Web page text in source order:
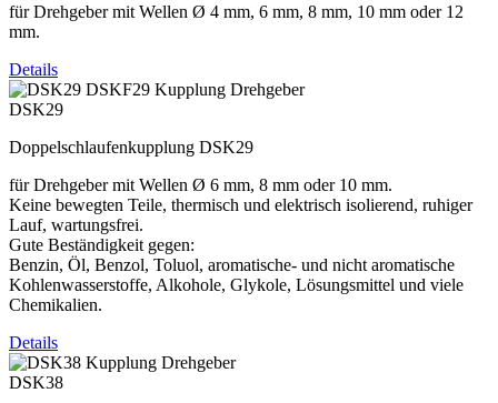
für Drehgeber mit Wellen Ø 4 mm, 6 mm, 8 mm, 10 mm oder 12
mm.
Details
DSK29
Doppelschlaufenkupplung DSK29
für Drehgeber mit Wellen Ø 6 mm, 8 mm oder 10 mm.
Keine bewegten Teile, thermisch und elektrisch isolierend, ruhiger
Lauf, wartungsfrei.
Gute Beständigkeit gegen:
Benzin, Öl, Benzol, Toluol, aromatische- und nicht aromatische
Kohlenwasserstoffe, Alkohole, Glykole, Lösungsmittel und viele
Chemikalien.
Details
DSK38